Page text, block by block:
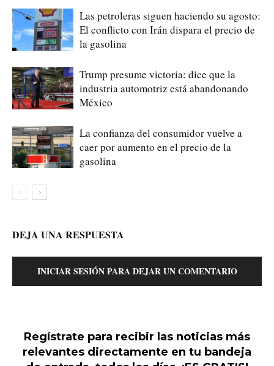
Las petroleras siguen haciendo su agosto:
El conflicto con Irán dispara el precio de
la gasolina
Trump presume victoria: dice que la
industria automotriz está abandonando
México
La confianza del consumidor vuelve a
caer por aumento en el precio de la
gasolina
DEJA UNA RESPUESTA
INICIAR SESIÓN PARA DEJAR UN COMENTARIO
Regístrate para recibir las noticias más
relevantes directamente en tu bandeja